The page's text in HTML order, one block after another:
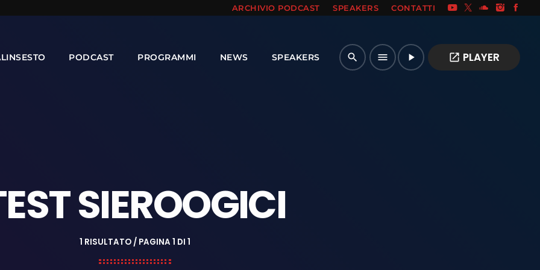
ARCHIVIO PODCAST SPEAKERS CONTATTI
PODCAST PROGRAMMI NEWS SPEAKERS search menu play_arrow open_in_new PLAYER
SIEROOGICI
1 RISULTATO / PAGINA 1 DI 1